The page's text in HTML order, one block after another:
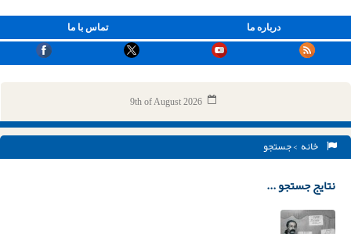
تماس با ما درباره ما
9th of August 2026
خانه > جستجو
نتایج جستجو ...